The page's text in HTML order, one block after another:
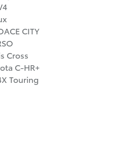
CITY
Cross
C-HR+
Touring